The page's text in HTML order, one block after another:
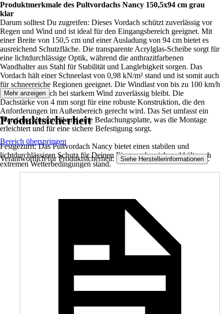
Produktmerkmale des Pultvordachs Nancy 150,5x94 cm grau
klar
Darum solltest Du zugreifen: Dieses Vordach schützt zuverlässig vor
Regen und Wind und ist ideal für den Eingangsbereich geeignet. Mit
einer Breite von 150,5 cm und einer Ausladung von 94 cm bietet es
ausreichend Schutzfläche. Die transparente Acrylglas-Scheibe sorgt für
eine lichtdurchlässige Optik, während die anthrazitfarbenen
Wandhalter aus Stahl für Stabilität und Langlebigkeit sorgen. Das
Vordach hält einer Schneelast von 0,98 kN/m² stand und ist somit auch
für schneereiche Regionen geeignet. Die Windlast von bis zu 100 km/h
zeigt, dass es auch bei starkem Wind zuverlässig bleibt. Die
Dachstärke von 4 mm sorgt für eine robuste Konstruktion, die den
Anforderungen im Außenbereich gerecht wird. Das Set umfasst ein
Wandanschlussprofil und eine Bedachungsplatte, was die Montage
erleichtert und für eine sichere Befestigung sorgt.
Festgezurrt: Das Pultvordach Nancy bietet einen stabilen und
lichtdurchlässigen Schutz für Deinen Eingangsbereich und hält auch
extremen Wetterbedingungen stand.
Mehr anzeigen
Produktsicherheit
Bereich überspringen
Verantwortlich für Produktsicherheit: Siehe Herstellerinformationen .